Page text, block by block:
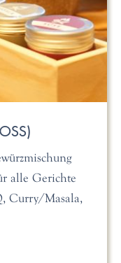
alle Gerichte
Curry/Masala,